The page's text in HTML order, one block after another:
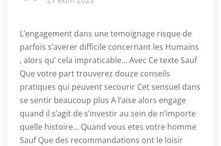
L’engagement dans une temoignage risque de
parfois s’averer difficile concernant les Humains
, alors qu’ cela impraticable… Avec Ce texte Sauf
Que votre part trouverez douze conseils
pratiques qui peuvent secourir Cet sensuel dans
se sentir beaucoup plus A l’aise alors engage
quand il s’agit de s’investir au sein de n’importe
quelle histoire… Quand vous etes votre homme
Sauf Que des recommandations ont le loisir